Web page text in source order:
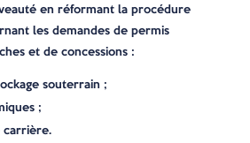
en réformant la procédure
les demandes de permis
et de concessions :
souterrain ;
;
carrière.